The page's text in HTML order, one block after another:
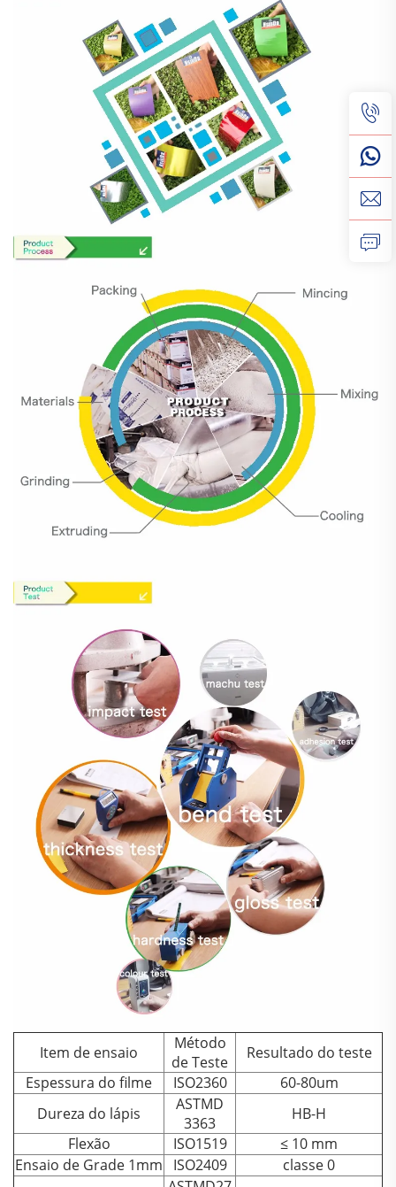
Item de ensaio
Método
de Teste
Resultado do teste
Espessura do filme
ISO2360
60-80um
Dureza do lápis
ASTMD
3363
HB-H
Flexão
ISO1519
≤ 10 mm
Ensaio de Grade 1mm
ISO2409
classe 0